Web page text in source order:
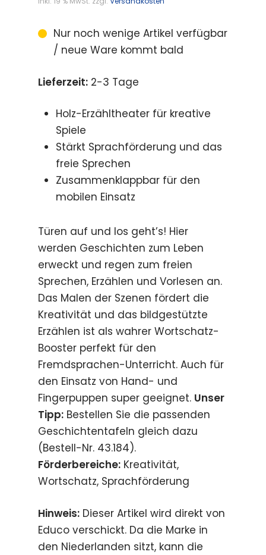
Nur noch wenige Artikel verfügbar
/ neue Ware kommt bald
Lieferzeit: 2-3 Tage
Holz-Erzähltheater für kreative
Spiele
Stärkt Sprachförderung und das
freie Sprechen
Zusammenklappbar für den
mobilen Einsatz
Türen auf und los geht’s! Hier
werden Geschichten zum Leben
erweckt und regen zum freien
Sprechen, Erzählen und Vorlesen an.
Das Malen der Szenen fördert die
Kreativität und das bildgestützte
Erzählen ist als wahrer Wortschatz-
Booster perfekt für den
Fremdsprachen-Unterricht. Auch für
den Einsatz von Hand- und
Fingerpuppen super geeignet. Unser
Tipp: Bestellen Sie die passenden
Geschichtentafeln gleich dazu
(Bestell-Nr. 43.184).
Förderbereiche: Kreativität,
Wortschatz, Sprachförderung
Hinweis: Dieser Artikel wird direkt von
Educo verschickt. Da die Marke in
den Niederlanden sitzt, kann die